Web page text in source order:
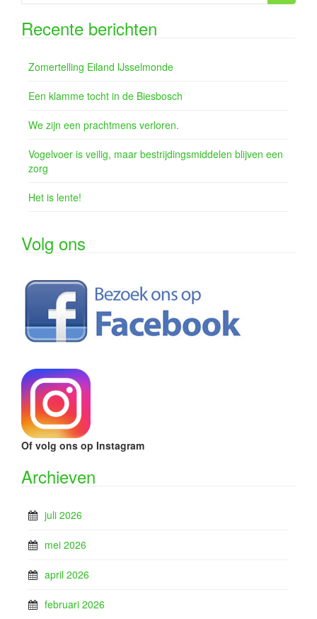
Recente berichten
Zomertelling Eiland IJsselmonde
Een klamme tocht in de Biesbosch
We zijn een prachtmens verloren.
Vogelvoer is veilig, maar bestrijdingsmiddelen blijven een
zorg
Het is lente!
Volg ons
Of volg ons op Instagram
Archieven
juli 2026
mei 2026
april 2026
februari 2026